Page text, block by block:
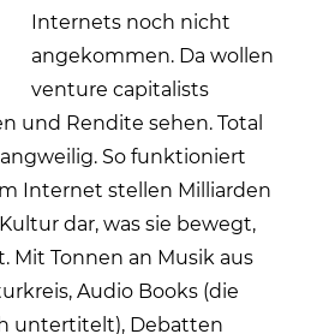
Internets noch nicht
angekommen. Da wollen
venture capitalists
und Rendite sehen. Total
So funktioniert
Internet stellen Milliarden
dar, was sie bewegt,
Mit Tonnen an Musik aus
Audio Books (die
untertitelt), Debatten